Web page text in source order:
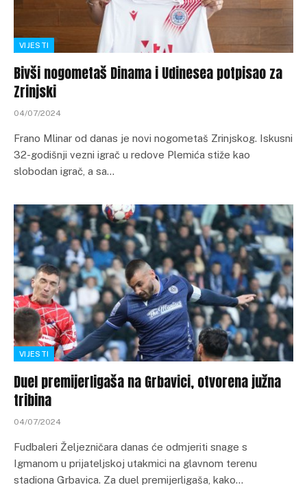
VIJESTI
Bivši nogometaš Dinama i Udinesea potpisao za
Zrinjski
04/07/2024
Frano Mlinar od danas je novi nogometaš Zrinjskog. Iskusni
32-godišnji vezni igrač u redove Plemića stiže kao
slobodan igrač, a sa…
VIJESTI
Duel premijerligaša na Grbavici, otvorena južna
tribina
04/07/2024
Fudbaleri Željezničara danas će odmjeriti snage s
Igmanom u prijateljskoj utakmici na glavnom terenu
stadiona Grbavica. Za duel premijerligaša, kako…